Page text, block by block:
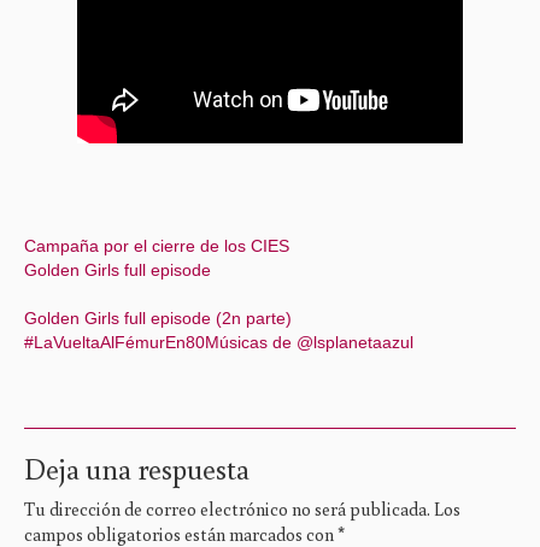
Campaña por el cierre de los CIES
Golden Girls full episode
Golden Girls full episode (2n parte)
#LaVueltaAlFémurEn80Músicas de @lsplanetaazul
Deja una respuesta
Tu dirección de correo electrónico no será publicada. Los
campos obligatorios están marcados con*